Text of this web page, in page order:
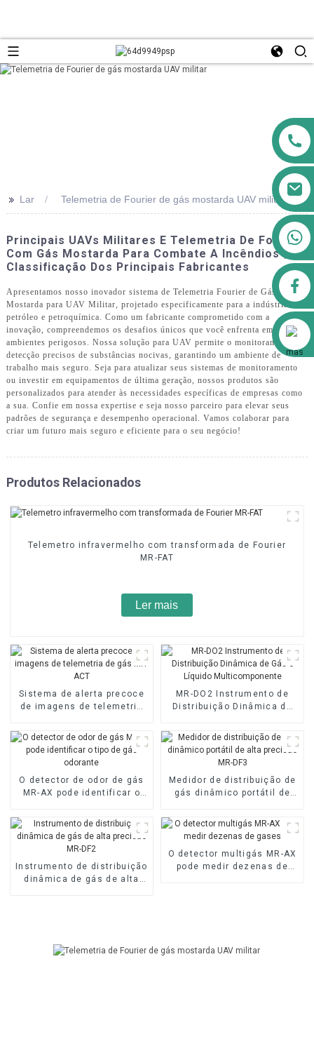
Alibaba
>> Lar Telemetria de Fourier de gás mostarda UAV militar
Principais UAVs Militares E Telemetria De Fourier
Com Gás Mostarda Para Combate A Incêndios |
Classificação Dos Principais Fabricantes
Apresentamos nosso inovador sistema de Telemetria Fourier de Gás
Mostarda para UAV Militar, projetado especificamente para a indústria de
petróleo e petroquímica. Como um fabricante comprometido com a
inovação, compreendemos os desafios únicos que você enfrenta em
ambientes perigosos. Nossa solução para UAV permite o monitoramento e a
detecção precisos de substâncias nocivas, garantindo um ambiente de
trabalho mais seguro. Seja para atualizar seus sistemas de monitoramento
ou investir em equipamentos de última geração, nossos produtos são
personalizados para atender às necessidades específicas de empresas como
a sua. Confie em nossa expertise e seja nosso parceiro para elevar seus
padrões de segurança e desempenho operacional. Vamos colaborar para
criar um futuro mais seguro e eficiente para o seu negócio!
Produtos Relacionados
Telemetro infravermelho com transformada de Fourier
MR-FAT
Ler mais
Sistema de alerta precoce
de imagens de telemetria
MR-DO2 Instrumento de
Distribuição Dinâmica de
Multicomponente
O detector de odor de gás
MR-AX pode identificar o
Medidor de distribuição de
gás dinâmico portátil de
Instrumento de distribuição
dinâmica de gás de alta
O detector multigás MR-AX
pode medir dezenas de